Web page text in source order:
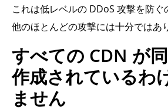
これは低レベルの DDoS 攻撃を防ぐ
他のほとんどの攻撃には十分ではあ
すべての CDN が
作成されているわ
ません